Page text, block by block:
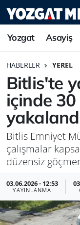
Yozgat Asayiş
HABERLER YEREL
Bitlis'te
içinde
Bitlis Emniyet
çalışmalar
düzensiz
03.06.2026 - 12:53
YAYINLANMA